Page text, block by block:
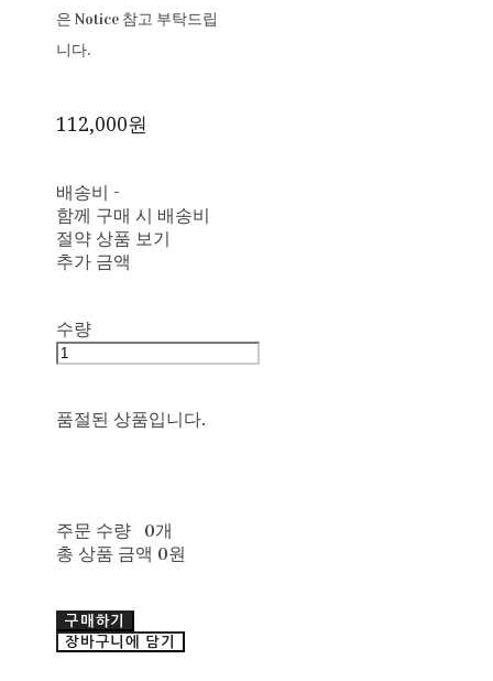
은 Notice 참고 부탁드립
니다.
112,000원
배송비 -
함께 구매 시 배송비
절약 상품 보기
추가 금액
수량
품절된 상품입니다.
주문 수량
0개
총 상품 금액 0원
구매하기
장바구니에 담기